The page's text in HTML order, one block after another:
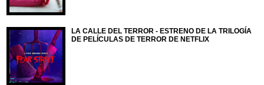
LA CALLE DEL TERROR - ESTRENO DE LA TRILOGÍA
DE PELÍCULAS DE TERROR DE NETFLIX